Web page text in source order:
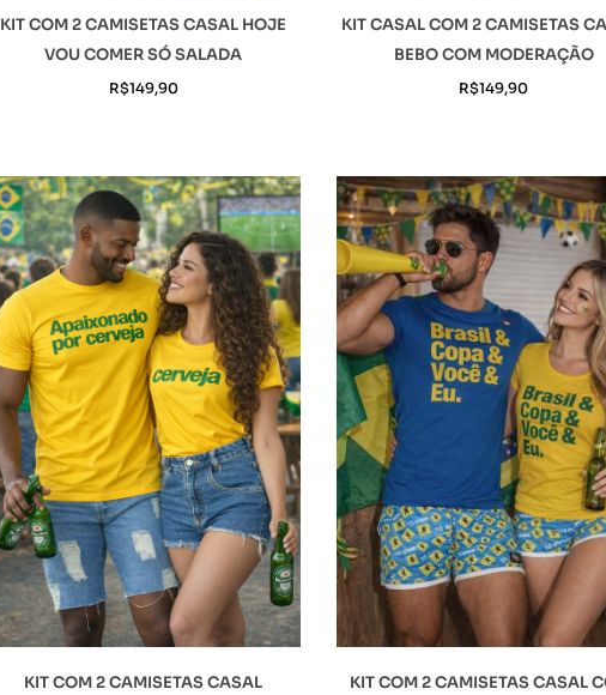
KIT COM 2 CAMISETAS CASAL HOJE
VOU COMER SÓ SALADA
R$149,90
KIT CASAL COM 2 CAMISETAS
BEBO COM MODERAÇÃO
R$149,90
KIT COM 2 CAMISETAS CASAL
KIT COM 2 CAMISETAS CASAL